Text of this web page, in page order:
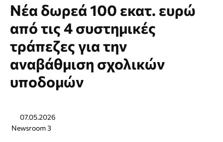
Νέα δωρεά 100 εκατ. ευρώ
από τις 4 συστημικές
τράπεζες για την
αναβάθμιση σχολικών
υποδομών
07.05.2026
Newsroom 3